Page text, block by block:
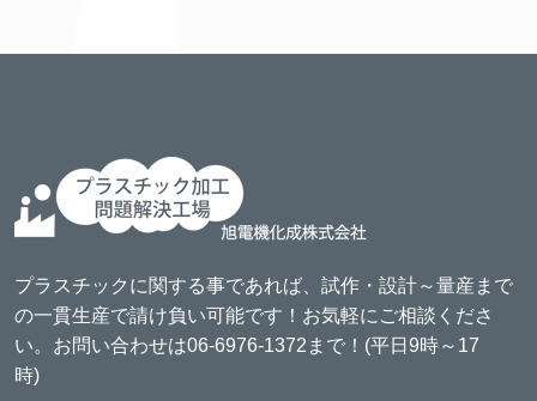
プラスチックに関する事であれば、試作・設計～量産まで
の一貫生産で請け負い可能です！お気軽にご相談くださ
い。お問い合わせは06-6976-1372まで！(平日9時～17
時)